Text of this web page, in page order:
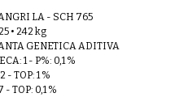
15 - 1 FÊMEA NELORE PO
LA - SCH 765
• 242 kg
GENETICA ADITIVA
1 - P%: 0,1 %
- TOP: 1 %
TOP: 0,1 %